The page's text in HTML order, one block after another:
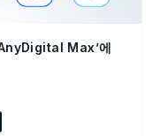
Max’에